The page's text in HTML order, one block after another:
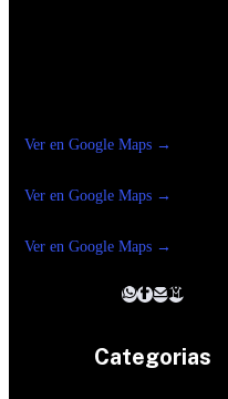
Ver en Google Maps →
Ver en Google Maps →
Ver en Google Maps →
Categorias